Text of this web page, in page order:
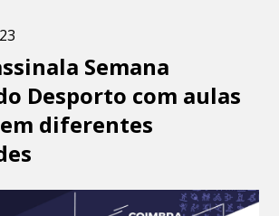
Semana
Desporto com aulas
diferentes